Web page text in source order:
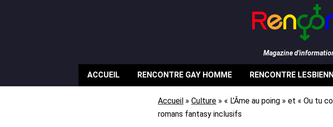
Magazine
ACCUEIL RENCONTRE GAY HOMME RENCONTRE
Accueil » Culture » « L’Âme au poing » et « Ou tu
romans fantasy inclusifs